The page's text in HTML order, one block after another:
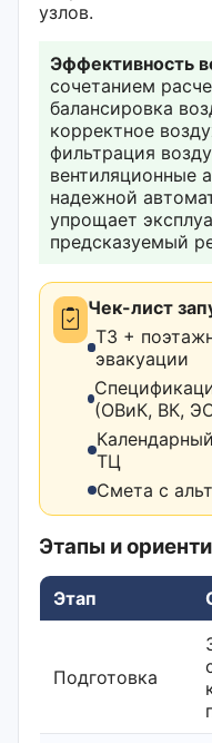
узлов.
Эффективность
сочетанием
балансировка
корректное
фильтрация
вентиляционные
надежной
упрощает
предсказуемый
Чек-лист
ТЗ +
эвакуации
(ОВиК, ВК,
ТЦ
Смета с
Этапы и
Этап
Подготовка